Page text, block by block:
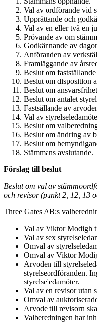
Val av ordförande vid
Upprättande och
Val av en eller två en
Prövande av om
Godkännande av
Anföranden av
Framläggande av
Beslut om
Beslut om disposition
Beslut om
Beslut om antalet
Fastsällande av
Val av
Beslut om
Beslut om ändring av
Beslut om
Stämmans avslutande.
Förslag till beslut
Beslut om val av
och revisor (punkt 2, 12, 13
Three Gates AB:s
Val av Viktor Modigh
Val av sex
Omval av
Omval av Viktor
Arvoden till
styrelseordföranden.
styrelseledamöter.
Val av en revisor utan
Omval av
Arvode till revisorn
Valberedningen har